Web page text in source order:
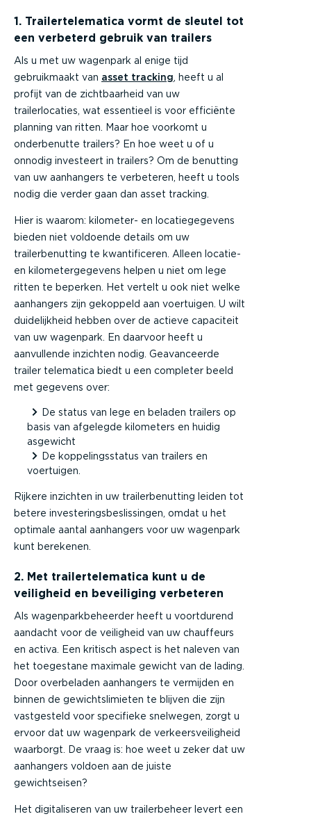
1. Trailertelematica vormt de sleutel tot
een verbeterd gebruik van trailers
Als u met uw wagenpark al enige tijd
gebruikmaakt van asset tracking , heeft u al
profijt van de zichtbaarheid van uw
trailerlocaties, wat essentieel is voor efficiënte
planning van ritten. Maar hoe voorkomt u
onderbenutte trailers? En hoe weet u of u
onnodig investeert in trailers? Om de benutting
van uw aanhangers te verbeteren, heeft u tools
nodig die verder gaan dan asset tracking.
Hier is waarom: kilometer- en locatiegegevens
bieden niet voldoende details om uw
trailerbenutting te kwantificeren. Alleen locatie-
en kilometergegevens helpen u niet om lege
ritten te beperken. Het vertelt u ook niet welke
aanhangers zijn gekoppeld aan voertuigen. U wilt
duidelijkheid hebben over de actieve capaciteit
van uw wagenpark. En daarvoor heeft u
aanvullende inzichten nodig. Geavanceerde
trailer telematica biedt u een completer beeld
met gegevens over:
De status van lege en beladen trailers op
basis van afgelegde kilometers en huidig
asgewicht
De koppelingsstatus van trailers en
voertuigen.
Rijkere inzichten in uw trailerbenutting leiden tot
betere investeringsbeslissingen, omdat u het
optimale aantal aanhangers voor uw wagenpark
kunt berekenen.
2. Met trailertelematica kunt u de
veiligheid en beveiliging verbeteren
Als wagenparkbeheerder heeft u voortdurend
aandacht voor de veiligheid van uw chauffeurs
en activa. Een kritisch aspect is het naleven van
het toegestane maximale gewicht van de lading.
Door overbeladen aanhangers te vermijden en
binnen de gewichtslimieten te blijven die zijn
vastgesteld voor specifieke snelwegen, zorgt u
ervoor dat uw wagenpark de verkeersveiligheid
waarborgt. De vraag is: hoe weet u zeker dat uw
aanhangers voldoen aan de juiste
gewichtseisen?
Het digitaliseren van uw trailerbeheer levert een